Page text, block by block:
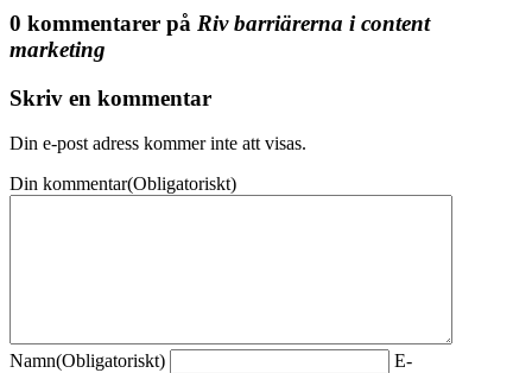
0 kommentarer på Riv barriärerna i content
marketing
Skriv en kommentar
Din e-post adress kommer inte att visas.
Din kommentar(Obligatoriskt)
Namn(Obligatoriskt)
E-